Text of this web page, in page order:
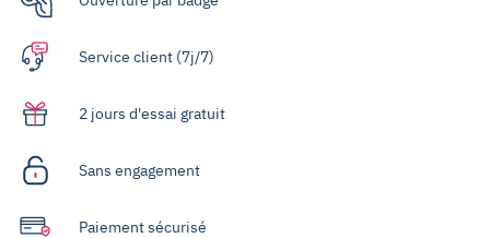
Service client (7j/7)
2 jours d'essai gratuit
Sans engagement
Paiement sécurisé